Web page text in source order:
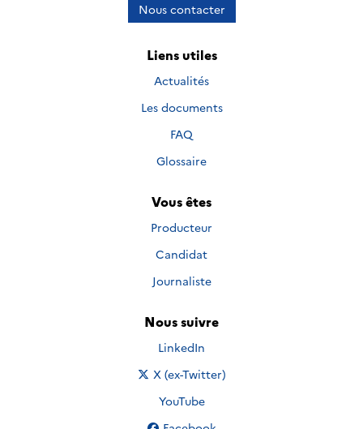
Nous contacter
Liens utiles
Actualités
Les documents
FAQ
Glossaire
Vous êtes
Producteur
Candidat
Journaliste
Nous suivre
Nous suivre sur
LinkedIn
Nous suivre sur
X (ex-Twitter)
Nous suivre sur
YouTube